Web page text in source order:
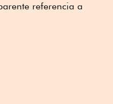
referencia a